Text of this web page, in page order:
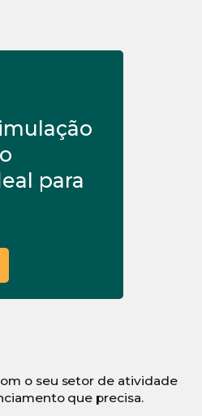
para
o seu setor de atividade
que precisa.